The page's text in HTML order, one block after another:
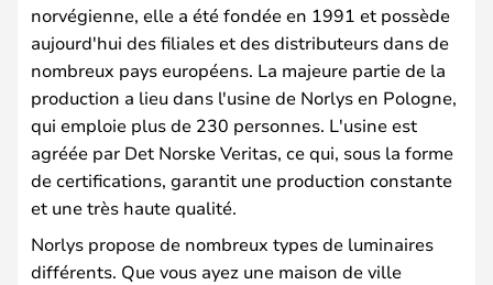
norvégienne, elle a été fondée en 1991 et possède
aujourd'hui des filiales et des distributeurs dans de
nombreux pays européens. La majeure partie de la
production a lieu dans l'usine de Norlys en Pologne,
qui emploie plus de 230 personnes. L'usine est
agréée par Det Norske Veritas, ce qui, sous la forme
de certifications, garantit une production constante
et une très haute qualité.
Norlys propose de nombreux types de luminaires
différents. Que vous ayez une maison de ville